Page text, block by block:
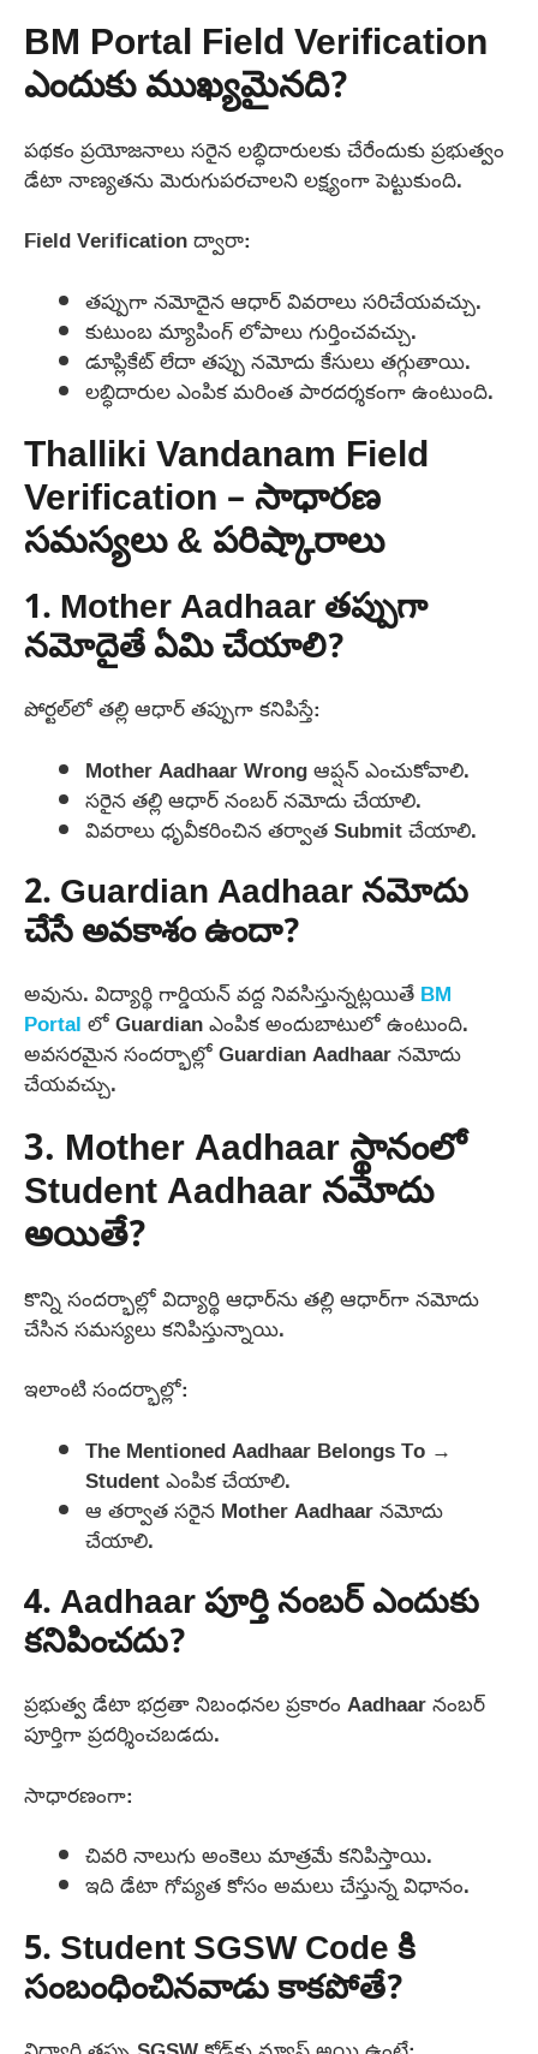
BM Portal Field Verification
ఎందుకు ముఖ్యమైనది?
పథకం ప్రయోజనాలు సరైన లబ్ధిదారులకు చేరేందుకు ప్రభుత్వం
డేటా నాణ్యతను మెరుగుపరచాలని లక్ష్యంగా పెట్టుకుంది.
Field Verification ద్వారా:
తప్పుగా నమోదైన ఆధార్ వివరాలు సరిచేయవచ్చు.
కుటుంబ మ్యాపింగ్ లోపాలు గుర్తించవచ్చు.
డూప్లికేట్ లేదా తప్పు నమోదు కేసులు తగ్గుతాయి.
లబ్ధిదారుల ఎంపిక మరింత పారదర్శకంగా ఉంటుంది.
Thalliki Vandanam Field
Verification – సాధారణ
సమస్యలు & పరిష్కారాలు
1. Mother Aadhaar తప్పుగా
నమోదైతే ఏమి చేయాలి?
పోర్టల్‌లో తల్లి ఆధార్ తప్పుగా కనిపిస్తే:
Mother Aadhaar Wrong ఆప్షన్ ఎంచుకోవాలి.
సరైన తల్లి ఆధార్ నంబర్ నమోదు చేయాలి.
వివరాలు ధృవీకరించిన తర్వాత Submit చేయాలి.
2. Guardian Aadhaar నమోదు
చేసే అవకాశం ఉందా?
అవును. విద్యార్థి గార్డియన్ వద్ద నివసిస్తున్నట్లయితేBM
Portalలో Guardian ఎంపిక అందుబాటులో ఉంటుంది.
అవసరమైన సందర్భాల్లో Guardian Aadhaar నమోదు
చేయవచ్చు.
3. Mother Aadhaar స్థానంలో
Student Aadhaar నమోదు
అయితే?
కొన్ని సందర్భాల్లో విద్యార్థి ఆధార్‌ను తల్లి ఆధార్‌గా నమోదు
చేసిన సమస్యలు కనిపిస్తున్నాయి.
ఇలాంటి సందర్భాల్లో:
The Mentioned Aadhaar Belongs To →
Student ఎంపిక చేయాలి.
ఆ తర్వాత సరైన Mother Aadhaar నమోదు
చేయాలి.
4. Aadhaar పూర్తి నంబర్ ఎందుకు
కనిపించదు?
ప్రభుత్వ డేటా భద్రతా నిబంధనల ప్రకారం Aadhaar నంబర్
పూర్తిగా ప్రదర్శించబడదు.
సాధారణంగా:
చివరి నాలుగు అంకెలు మాత్రమే కనిపిస్తాయి.
ఇది డేటా గోప్యత కోసం అమలు చేస్తున్న విధానం.
5. Student SGSW Code కి
సంబంధించినవాడు కాకపోతే?